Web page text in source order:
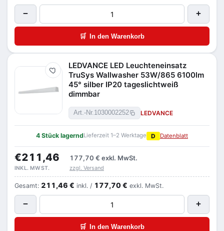
− +
🛒 In den Warenkorb
Merken
LEDVANCE LED Leuchteneinsatz
TruSys Wallwasher 53W/865 6100lm
45° silber IP20 tageslichtweiß
dimmbar
Art.-Nr.1030002252 LEDVANCE
4 Stück lagerndLieferzeit 1–2 Werktage D Datenblatt
€211,46 177,70 € exkl. MwSt.
INKL. MWST. zzgl. Versand
Gesamt: 211,46 € inkl. / 177,70 € exkl. MwSt.
− +
🛒 In den Warenkorb